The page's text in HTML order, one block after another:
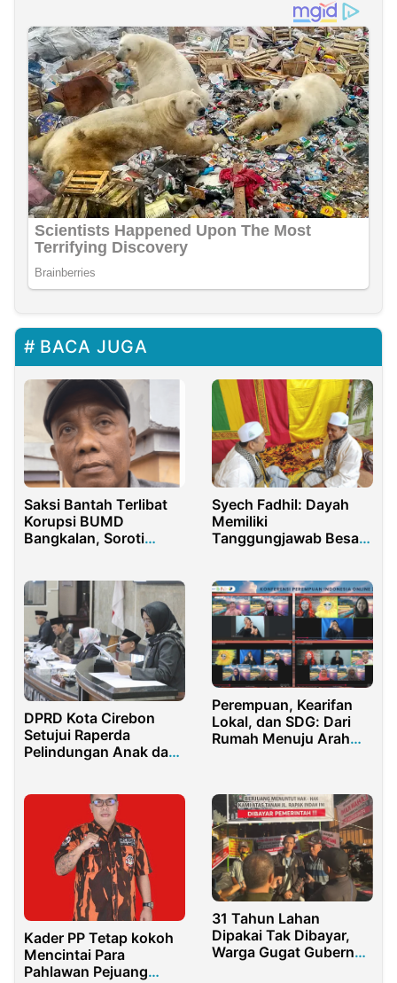
BACA JUGA
Saksi Bantah Terlibat
Korupsi BUMD
Bangkalan, Soroti
Syech Fadhil: Dayah
Memiliki
Tanggungjawab Besar
DPRD Kota Cirebon
Setujui Raperda
Pelindungan Anak dan
Perempuan, Kearifan
Lokal, dan SDG: Dari
Rumah Menuju Arah
Kader PP Tetap kokoh
Mencintai Para
Pahlawan Pejuang
31 Tahun Lahan
Dipakai Tak Dibayar,
Warga Gugat Gubernur